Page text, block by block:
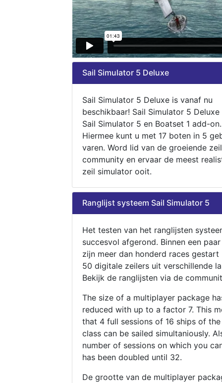
Sail Simulator 5 Deluxe
Sail Simulator 5 Deluxe is vanaf nu
beschikbaar! Sail Simulator 5
Sail Simulator 5 en Boatset 1 add-on.
Hiermee kunt u met 17 boten in 5
varen. Word lid van de groeiende zeil
community en ervaar de meest
zeil simulator ooit.
Ranglijst systeem Sail Simulator 5
Het testen van het ranglijsten
succesvol afgerond. Binnen een
zijn meer dan honderd races gestart
50 digitale zeilers uit verschillende
Bekijk de ranglijsten via de
The size of a multiplayer package
reduced with up to a factor 7. This
that 4 full sessions of 16 ships of
class can be sailed simultaniously.
number of sessions on which you
has been doubled until 32.
De grootte van de multiplayer